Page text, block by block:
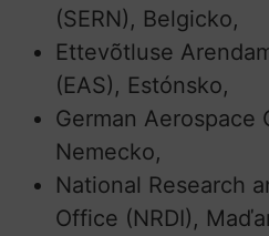
(SERN), Belgicko,
Ettevõtluse
(EAS), Estónsko,
German Aerospace
Nemecko,
National Research
Office (NRDI),